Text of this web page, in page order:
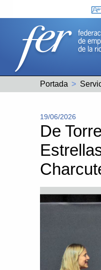
Portada
19/06/2026
De